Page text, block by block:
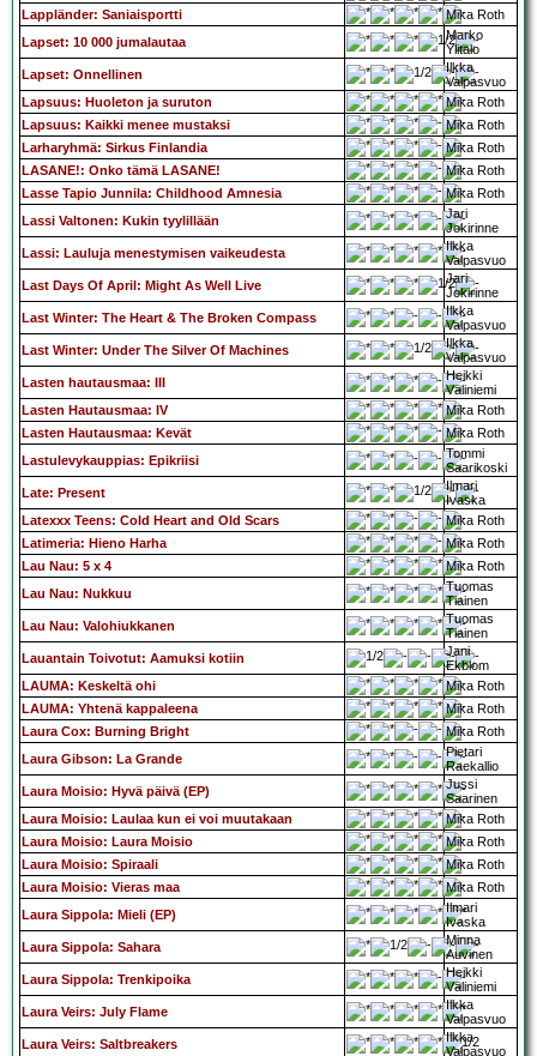
Lappländer: Saniaisportti
Mika Roth
Lapset: 10 000 jumalautaa
Marko
Ylitalo
Lapset: Onnellinen
Ilkka
Valpasvuo
Lapsuus: Huoleton ja suruton
Mika Roth
Lapsuus: Kaikki menee mustaksi
Mika Roth
Larharyhmä: Sirkus Finlandia
Mika Roth
LASANE!: Onko tämä LASANE!
Mika Roth
Lasse Tapio Junnila: Childhood Amnesia
Mika Roth
Lassi Valtonen: Kukin tyylillään
Jari
Jokirinne
Lassi: Lauluja menestymisen vaikeudesta
Ilkka
Valpasvuo
Last Days Of April: Might As Well Live
Jari
Jokirinne
Last Winter: The Heart & The Broken Compass
Ilkka
Valpasvuo
Last Winter: Under The Silver Of Machines
Ilkka
Valpasvuo
Lasten hautausmaa: III
Heikki
Väliniemi
Lasten Hautausmaa: IV
Mika Roth
Lasten Hautausmaa: Kevät
Mika Roth
Lastulevykauppias: Epikriisi
Tommi
Saarikoski
Late: Present
Ilmari
Ivaska
Latexxx Teens: Cold Heart and Old Scars
Mika Roth
Latimeria: Hieno Harha
Mika Roth
Lau Nau: 5 x 4
Mika Roth
Lau Nau: Nukkuu
Tuomas
Tiainen
Lau Nau: Valohiukkanen
Tuomas
Tiainen
Lauantain Toivotut: Aamuksi kotiin
Jani
Ekblom
LAUMA: Keskeltä ohi
Mika Roth
LAUMA: Yhtenä kappaleena
Mika Roth
Laura Cox: Burning Bright
Mika Roth
Laura Gibson: La Grande
Pietari
Raekallio
Laura Moisio: Hyvä päivä (EP)
Jussi
Saarinen
Laura Moisio: Laulaa kun ei voi muutakaan
Mika Roth
Laura Moisio: Laura Moisio
Mika Roth
Laura Moisio: Spiraali
Mika Roth
Laura Moisio: Vieras maa
Mika Roth
Laura Sippola: Mieli (EP)
Ilmari
Ivaska
Laura Sippola: Sahara
Minna
Auvinen
Laura Sippola: Trenkipoika
Heikki
Väliniemi
Laura Veirs: July Flame
Ilkka
Valpasvuo
Laura Veirs: Saltbreakers
Ilkka
Valpasvuo